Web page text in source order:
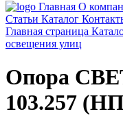
Главная О
Статьи Каталог
Главная страница
освещения улиц
Опора
103.257